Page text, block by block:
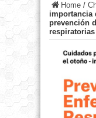
Home /
importancia
prevención
respiratorias